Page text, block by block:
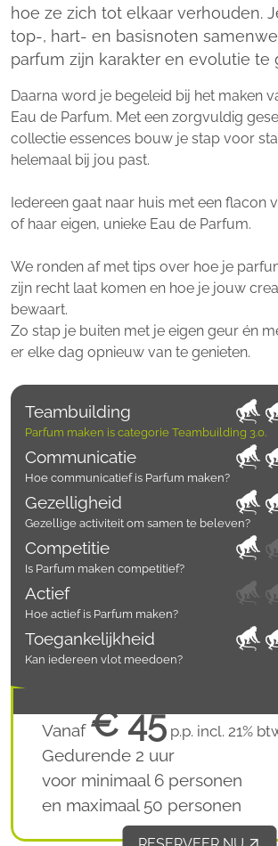
hoe ze zich tot elkaar verhouden.
top-, hart- en basisnoten
parfum zijn karakter en evolutie te
Daarna word je begeleid bij het maken
Eau de Parfum. Met een zorgvuldig
collectie essences bouw je stap voor
helemaal bij jou past.
Iedereen gaat naar huis met een flacon
of haar eigen, unieke Eau de Parfum.
We ronden af met tips over hoe je
zijn recht laat komen en hoe je jouw
bewaart.
Zo stap je buiten met je eigen geur én
er elke dag opnieuw van te genieten.
Teambuilding
Parfum maken is categorie Teambuilding 3.0.
Communicatie
Hoe communicatief is Parfum maken?
Gezelligheid
Gezellige activiteit om samen te beleven?
Competitie
Is Parfum maken competitief?
Actief
Hoe actief is Parfum maken?
Toegankelijkheid
Kan iedereen vlot meedoen?
Vanaf€ 45 p.p. incl. 21%
Gedurende 2 uur
voor minimaal 6 personen
en maximaal 50 personen